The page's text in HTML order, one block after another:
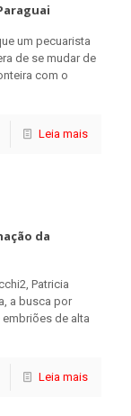
um pecuarista
de se mudar de
com o
Leia mais
da
Patricia
a busca por
de alta
Leia mais